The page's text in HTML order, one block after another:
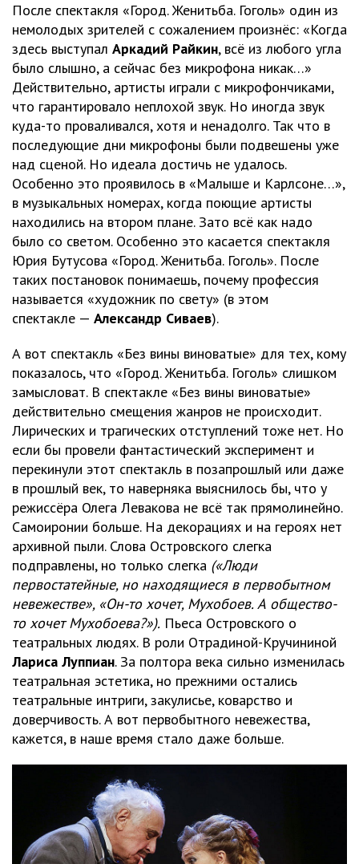
После спектакля «Город. Женитьба. Гоголь» один из
немолодых зрителей с сожалением произнёс: «Когда
здесь выступал Аркадий Райкин, всё из любого угла
было слышно, а сейчас без микрофона никак…»
Действительно, артисты играли с микрофончиками,
что гарантировало неплохой звук. Но иногда звук
куда-то проваливался, хотя и ненадолго. Так что в
последующие дни микрофоны были подвешены уже
над сценой. Но идеала достичь не удалось.
Особенно это проявилось в «Малыше и Карлсоне…»,
в музыкальных номерах, когда поющие артисты
находились на втором плане. Зато всё как надо
было со светом. Особенно это касается спектакля
Юрия Бутусова «Город. Женитьба. Гоголь». После
таких постановок понимаешь, почему профессия
называется «художник по свету» (в этом
спектакле — Александр Сиваев).
А вот спектакль «Без вины виноватые» для тех, кому
показалось, что «Город. Женитьба. Гоголь» слишком
замысловат. В спектакле «Без вины виноватые»
действительно смещения жанров не происходит.
Лирических и трагических отступлений тоже нет. Но
если бы провели фантастический эксперимент и
перекинули этот спектакль в позапрошлый или даже
в прошлый век, то наверняка выяснилось бы, что у
режиссёра Олега Левакова не всё так прямолинейно.
Самоиронии больше. На декорациях и на героях нет
архивной пыли. Слова Островского слегка
подправлены, но только слегка («Люди
первостатейные, но находящиеся в первобытном
невежестве», «Он-то хочет, Мухобоев. А общество-
то хочет Мухобоева?»). Пьеса Островского о
театральных людях. В роли Отрадиной-Кручининой
Лариса Луппиан. За полтора века сильно изменилась
театральная эстетика, но прежними остались
театральные интриги, закулисье, коварство и
доверчивость. А вот первобытного невежества,
кажется, в наше время стало даже больше.